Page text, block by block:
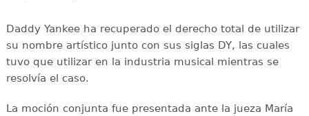
Daddy Yankee ha recuperado el derecho total de utilizar
su nombre artístico junto con sus siglas DY, las cuales
tuvo que utilizar en la industria musical mientras se
resolvía el caso.
La moción conjunta fue presentada ante la jueza María